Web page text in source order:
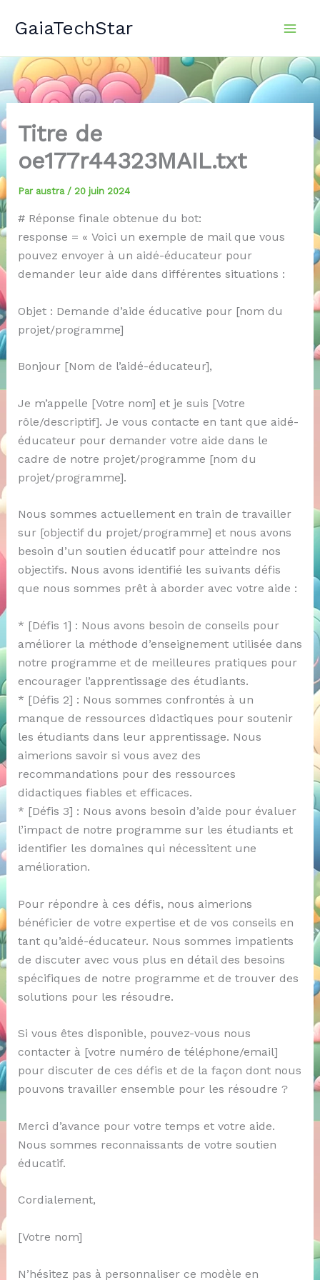
GaiaTechStar
Titre de
oe177r44323MAIL.txt
Par austra / 20 juin 2024
# Réponse finale obtenue du bot:
response = « Voici un exemple de mail que vous
pouvez envoyer à un aidé-éducateur pour
demander leur aide dans différentes situations :
Objet : Demande d’aide éducative pour [nom du
projet/programme]
Bonjour [Nom de l’aidé-éducateur],
Je m’appelle [Votre nom] et je suis [Votre
rôle/descriptif]. Je vous contacte en tant que aidé-
éducateur pour demander votre aide dans le
cadre de notre projet/programme [nom du
projet/programme].
Nous sommes actuellement en train de travailler
sur [objectif du projet/programme] et nous avons
besoin d’un soutien éducatif pour atteindre nos
objectifs. Nous avons identifié les suivants défis
que nous sommes prêt à aborder avec votre aide :
* [Défis 1] : Nous avons besoin de conseils pour
améliorer la méthode d’enseignement utilisée dans
notre programme et de meilleures pratiques pour
encourager l’apprentissage des étudiants.
* [Défis 2] : Nous sommes confrontés à un
manque de ressources didactiques pour soutenir
les étudiants dans leur apprentissage. Nous
aimerions savoir si vous avez des
recommandations pour des ressources
didactiques fiables et efficaces.
* [Défis 3] : Nous avons besoin d’aide pour évaluer
l’impact de notre programme sur les étudiants et
identifier les domaines qui nécessitent une
amélioration.
Pour répondre à ces défis, nous aimerions
bénéficier de votre expertise et de vos conseils en
tant qu’aidé-éducateur. Nous sommes impatients
de discuter avec vous plus en détail des besoins
spécifiques de notre programme et de trouver des
solutions pour les résoudre.
Si vous êtes disponible, pouvez-vous nous
contacter à [votre numéro de téléphone/email]
pour discuter de ces défis et de la façon dont nous
pouvons travailler ensemble pour les résoudre ?
Merci d’avance pour votre temps et votre aide.
Nous sommes reconnaissants de votre soutien
éducatif.
Cordialement,
[Votre nom]
N’hésitez pas à personnaliser ce modèle en